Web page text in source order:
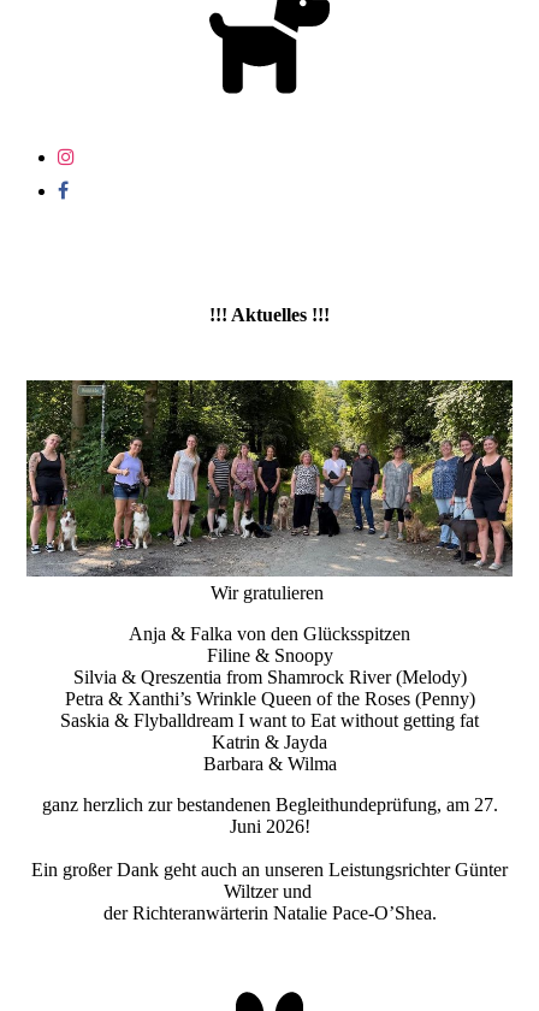
!!! Aktuelles !!!
Wir gratulieren
Anja & Falka von den Glücksspitzen
Filine & Snoopy
Silvia & Qreszentia from Shamrock River (Melody)
Petra & Xanthi’s Wrinkle Queen of the Roses (Penny)
Saskia & Flyballdream I want to Eat without getting fat
Katrin & Jayda
Barbara & Wilma
ganz herzlich zur bestandenen Begleithundeprüfung, am 27.
Juni 2026!
Ein großer Dank geht auch an unseren Leistungsrichter Günter
Wiltzer und
der Richteranwärterin Natalie Pace-O’Shea.